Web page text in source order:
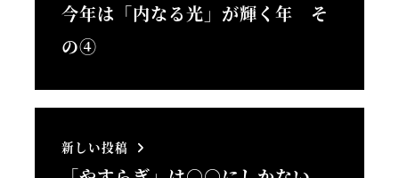
今年は「内なる光」が輝く年 そ
の④
新しい投稿